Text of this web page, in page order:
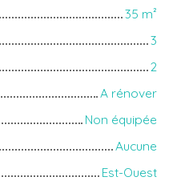
35 m²
3
2
A rénover
Non équipée
Aucune
Est-Ouest